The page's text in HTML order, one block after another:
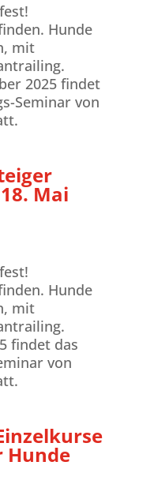
Hunde
mit
2025 findet
Seminar von
Mai
Hunde
mit
findet das
von
Hunde